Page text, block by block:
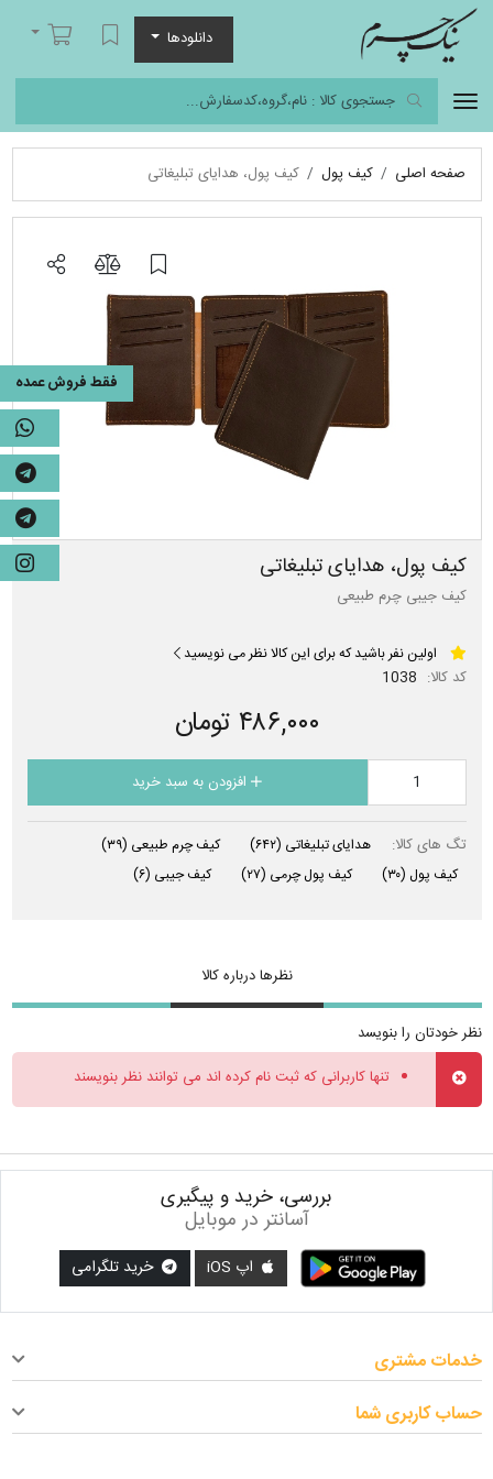
دانلودها
لیست مورد علاقه
سبد خرید
صفحه اصلی کیف پول کیف پول، هدایای تبلیغاتی
کیف پول، هدایای تبلیغاتی
کیف جیبی چرم طبیعی
اولین نفر باشید که برای این کالا نظر می نویسید
کد کالا: 1038
۴۸۶,۰۰۰ تومان
افزودن به سبد خرید
تگ های کالا: هدایای تبلیغاتی (۶۴۲) کیف چرم طبیعی (۳۹)
کیف پول (۳۰) کیف پول چرمی (۲۷) کیف جیبی (۶)
نظرها درباره کالا
نظر خودتان را بنویسد
تنها کاربرانی که ثبت نام کرده اند می توانند نظر بنویسند
بررسی، خرید و پیگیری
آسانتر در موبایل
اپ iOS خرید تلگرامی
خدمات مشتری
حساب کاربری شما
فقط فروش عمده